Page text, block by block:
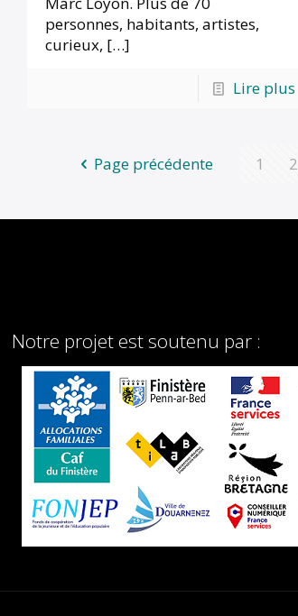
personnes, habitants, artistes,
curieux, […]
Lire plus
Page précédente 1 2
Notre projet est soutenu par :